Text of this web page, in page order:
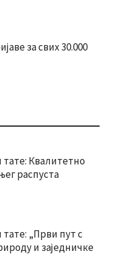
за свих 30.000
тате: Квалитетно
распуста
„Први пут с
и заједничке